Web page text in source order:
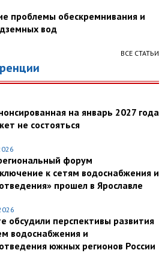
проблемы обескремнивания и
вод
ВСЕ СТАТЬИ
на январь 2027 года
не состояться
форум
к сетям водоснабжения и
прошел в Ярославле
обсудили перспективы развития
водоснабжения и
южных регионов России